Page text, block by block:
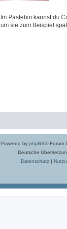
Im Pastebin kannst du
um sie zum Beispiel
Powered by phpBB® Forum
Deutsche
Datenschutz|